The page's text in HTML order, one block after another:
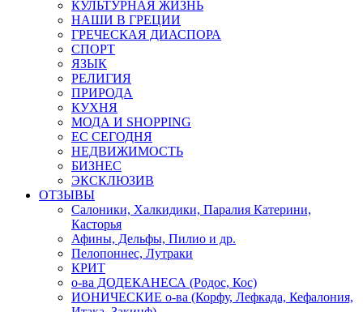
КУЛЬТУРНАЯ ЖИЗНЬ
НАШИ В ГРЕЦИИ
ГРЕЧЕСКАЯ ДИАСПОРА
СПОРТ
ЯЗЫК
РЕЛИГИЯ
ПРИРОДА
КУХНЯ
МОДА И SHOPPING
ЕС СЕГОДНЯ
НЕДВИЖИМОСТЬ
БИЗНЕС
ЭКСКЛЮЗИВ
ОТЗЫВЫ
Салоники, Халкидики, Паралия Катерини,
Касторья
Афины, Дельфы, Пилио и др.
Пелопоннес, Лутраки
КРИТ
о-ва ДОДЕКАНЕСА (Родос, Кос)
ИОНИЧЕСКИЕ о-ва (Корфу, Лефкада, Кефалония,